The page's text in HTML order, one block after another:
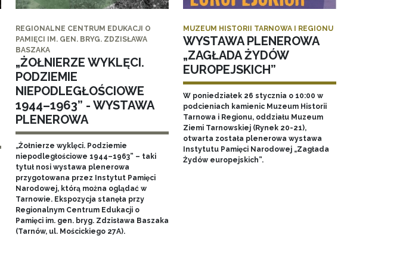
REGIONALNE CENTRUM EDUKACJI O
PAMIĘCI IM. GEN. BRYG. ZDZISŁAWA
BASZAKA
„ŻOŁNIERZE WYKLĘCI.
PODZIEMIE
NIEPODLEGŁOŚCIOWE
1944–1963” - WYSTAWA
PLENEROWA
„Żołnierze wyklęci. Podziemie
niepodległościowe 1944–1963” – taki
tytuł nosi wystawa plenerowa
przygotowana przez Instytut Pamięci
Narodowej, którą można oglądać w
Tarnowie. Ekspozycja stanęła przy
Regionalnym Centrum Edukacji o
Pamięci im. gen. bryg. Zdzisława Baszaka
(Tarnów, ul. Mościckiego 27A).
MUZEUM HISTORII TARNOWA I REGIONU
WYSTAWA PLENEROWA
„ZAGŁADA ŻYDÓW
EUROPEJSKICH”
W poniedziałek 26 stycznia o 10:00 w
podcieniach kamienic Muzeum Historii
Tarnowa i Regionu, oddziału Muzeum
Ziemi Tarnowskiej (Rynek 20-21),
otwarta została plenerowa wystawa
Instytutu Pamięci Narodowej „Zagłada
Żydów europejskich”.